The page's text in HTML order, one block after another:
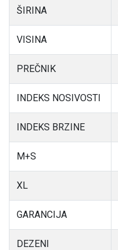
ŠIRINA
VISINA
PREČNIK
INDEKS NOSIVOSTI
INDEKS BRZINE
M+S
XL
GARANCIJA
DEZENI